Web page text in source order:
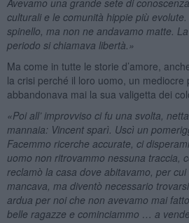
culturali e le comunità hippie più
spinello, ma non ne andavamo matte.
periodo si chiamava libertà.»
Ma come in tutte le storie d’amore,
la crisi perché il loro uomo, un mediocre
abbandonava mai la sua valigetta dei
«Poi all’ improvviso ci fu una svolta,
mannaia: Vincent sparì. Uscì un
Facemmo ricerche accurate, ci
uomo non ritrovammo nessuna traccia,
reclamò la casa dove abitavamo, per
mancava, ma diventò necessario
ardua per noi che non avevamo mai
belle ragazze e cominciammo … a